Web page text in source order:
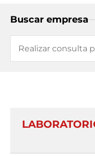
Buscar empresa